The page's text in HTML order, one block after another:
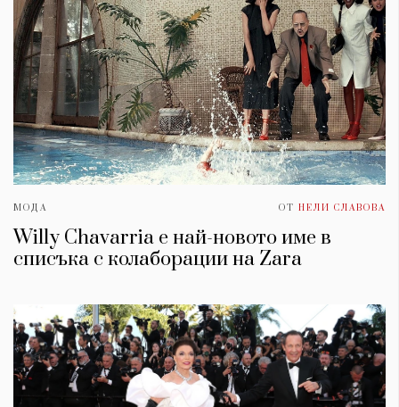
МОДА ОТ НЕЛИ СЛАВОВА
Willy Chavarria е най-новото име в
списъка с колаборации на Zara